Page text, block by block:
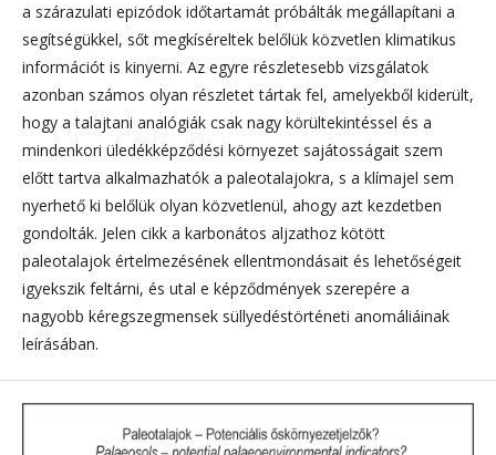
a szárazulati epizódok időtartamát próbálták megállapítani a
segítségükkel, sőt megkíséreltek belőlük közvetlen klimatikus
információt is kinyerni. Az egyre részletesebb vizsgálatok
azonban számos olyan részletet tártak fel, amelyekből kiderült,
hogy a talajtani analógiák csak nagy körültekintéssel és a
mindenkori üledékképződési környezet sajátosságait szem
előtt tartva alkalmazhatók a paleotalajokra, s a klímajel sem
nyerhető ki belőlük olyan közvetlenül, ahogy azt kezdetben
gondolták. Jelen cikk a karbonátos aljzathoz kötött
paleotalajok értelmezésének ellentmondásait és lehetőségeit
igyekszik feltárni, és utal e képződmények szerepére a
nagyobb kéregszegmensek süllyedéstörténeti anomáliáinak
leírásában.